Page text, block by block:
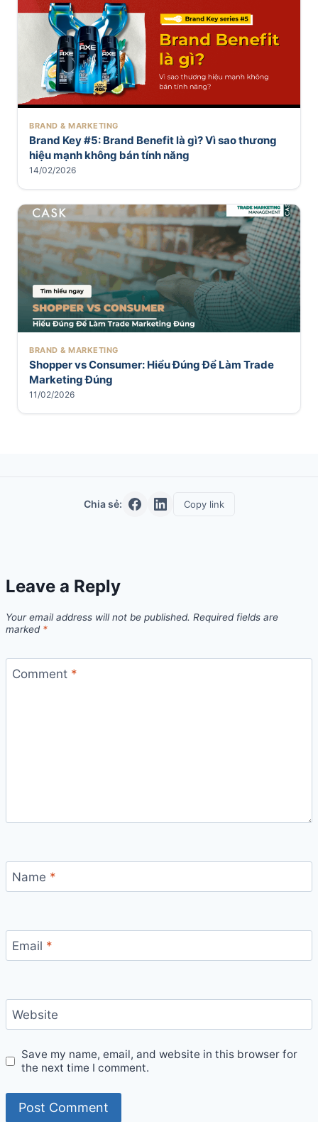
BRAND & MARKETING
Brand Key #5: Brand Benefit là gì? Vì sao thương
hiệu mạnh không bán tính năng
14/02/2026
BRAND & MARKETING
Shopper vs Consumer: Hiểu Đúng Để Làm Trade
Marketing Đúng
11/02/2026
Chia sẻ: Copy link
Leave a Reply
Your email address will not be published. Required fields are
marked *
Comment *
Name *
Email *
Website
Save my name, email, and website in this browser for
the next time I comment.